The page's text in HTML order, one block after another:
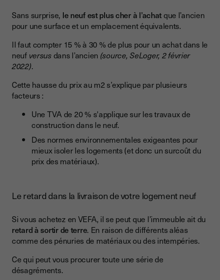
Sans surprise, le neuf est plus cher à l’achatque l’ancien
pour une surface et un emplacement équivalents.
Il faut compter 15 % à 30 % de plus pour un achat dans le
neuf versusdans l’ancien (source, SeLoger, 2 février
2022).
Cette hausse du prix au m2 s’explique par plusieurs
facteurs :
Une TVA de 20 % s'applique sur les travaux de
construction dans le neuf.
Des normes environnementales exigeantes pour
mieux isoler les logements (et donc un surcoût du
prix des matériaux).
Le retard dans la livraison de votre logement neuf
Si vous achetez en VEFA, il se peut que l’immeuble ait du
retard à sortir de terre. En raison de différents aléas
comme des pénuries de matériaux ou des intempéries.
Ce qui peut vous procurer toute une série de
désagréments.